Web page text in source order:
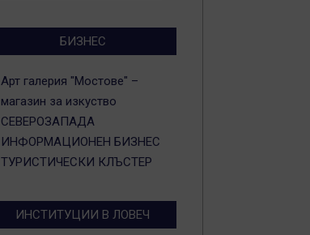
БИЗНЕС
Арт галерия "Мостове" –
магазин за изкуство
СЕВЕРОЗАПАДА
ИНФОРМАЦИОНЕН БИЗНЕС
ТУРИСТИЧЕСКИ КЛЪСТЕР
ИНСТИТУЦИИ В ЛОВЕЧ